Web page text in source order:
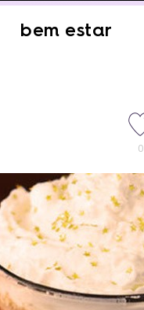
bem estar
0